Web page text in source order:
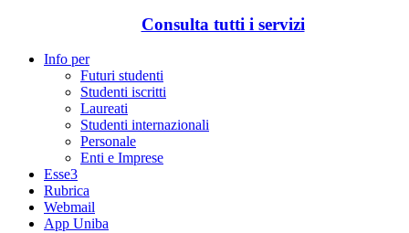
Consulta tutti i servizi
Info per
Futuri studenti
Studenti iscritti
Laureati
Studenti internazionali
Personale
Enti e Imprese
Esse3
Rubrica
Webmail
App Uniba